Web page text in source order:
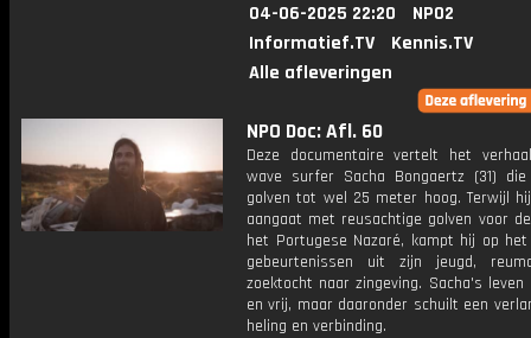
04-06-2025 22:20
NPO2
Informatief.TV
Kennis.TV
Alle afleveringen
NPO Doc: Afl. 60
Deze documentaire vertelt het
wave surfer Sacha Bongaertz (31)
golven tot wel 25 meter hoog. Terwijl
aangaat met reusachtige golven voor
het Portugese Nazaré, kampt hij op
gebeurtenissen uit zijn jeugd,
zoektocht naar zingeving. Sacha's
en vrij, maar daaronder schuilt een
heling en verbinding.